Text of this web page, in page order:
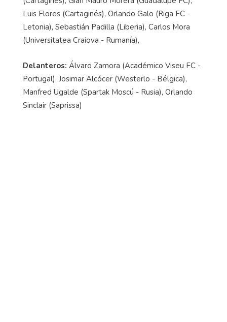
Luis Flores (Cartaginés), Orlando Galo (Riga FC -
Letonia), Sebastián Padilla (Liberia), Carlos Mora
(Universitatea Craiova - Rumanía),
Delanteros: Álvaro Zamora (Académico Viseu FC -
Portugal), Josimar Alcócer (Westerlo - Bélgica),
Manfred Ugalde (Spartak Moscú - Rusia), Orlando
Sinclair (Saprissa)